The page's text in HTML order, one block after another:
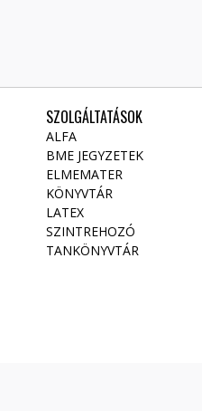
SZOLGÁLTATÁSOK
ALFA
BME JEGYZETEK
ELMEMATER
KÖNYVTÁR
LATEX
SZINTREHOZÓ
TANKÖNYVTÁR